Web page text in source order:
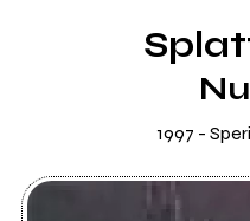
1997 -